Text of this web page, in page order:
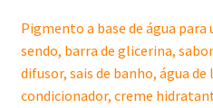
Pigmento a base de água
sendo, barra de glicerina,
difusor, sais de banho, água
condicionador, creme